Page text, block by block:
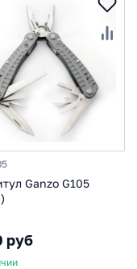
Ganzo G105
руб